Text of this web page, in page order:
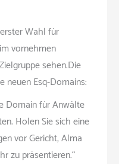
Wahl für
vornehmen
sehen.Die
neuen Esq-Domains:
Domain für Anwälte
Holen Sie sich eine
vor Gericht, Alma
zu präsentieren.“